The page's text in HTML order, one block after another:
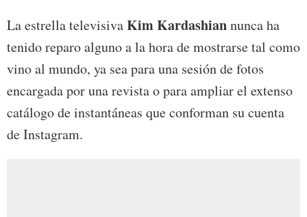
La estrella televisivaKim Kardashiannunca ha
tenido reparo alguno a la hora de mostrarse tal como
vino al mundo, ya sea para una sesión de fotos
encargada por una revista o para ampliar el extenso
catálogo de instantáneas que conforman su cuenta
de Instagram.